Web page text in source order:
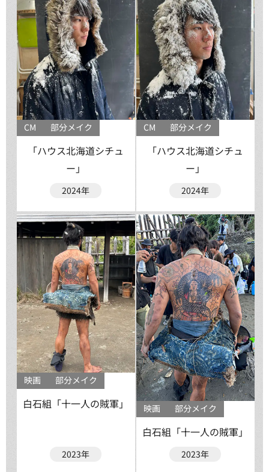
CM 部分メイク
「ハウス北海道シチュ
ー」
2024年
CM 部分メイク
「ハウス北海道シチュ
ー」
2024年
映画 部分メイク
白石組「十一人の賊軍」
2023年
映画 部分メイク
白石組「十一人の賊軍」
2023年